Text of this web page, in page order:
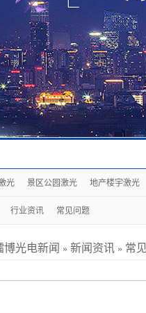
光 景区公园激光 地产楼宇激光
行业资讯 常见问题
博光电新闻 » 新闻资讯 » 常